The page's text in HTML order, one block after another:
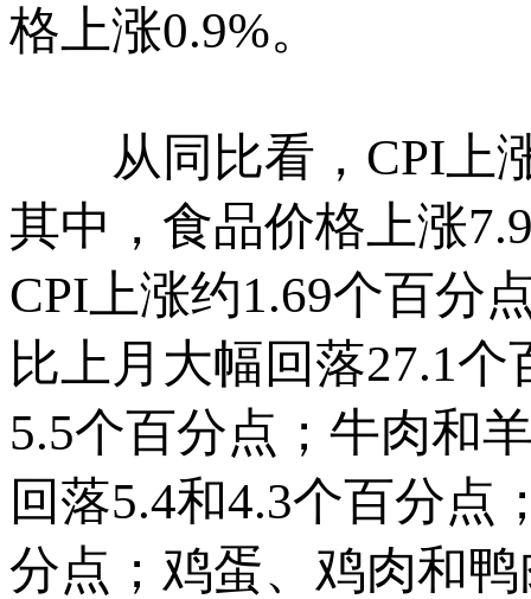
格上涨0.9%。
从同比看，CPI上涨
其中，食品价格上涨
CPI上涨约1.69个百分
比上月大幅回落27.1
5.5个百分点；牛肉和
回落5.4和4.3个百分点
分点；鸡蛋、鸡肉和